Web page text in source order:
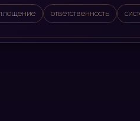
ответственность